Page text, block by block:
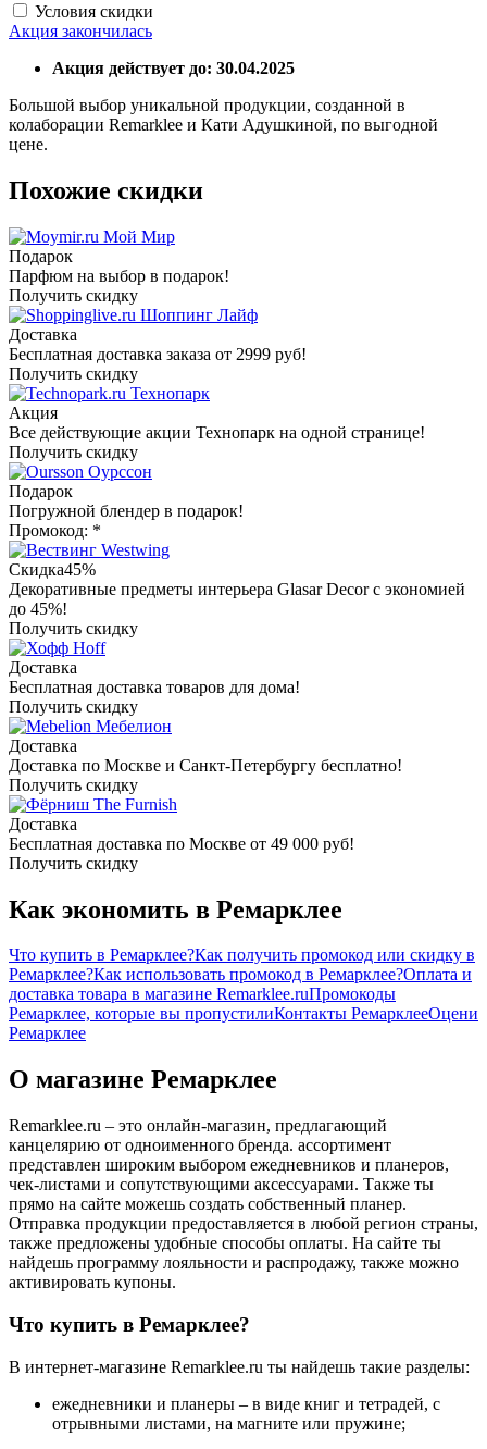
Условия скидки
Акция закончилась
Акция действует до: 30.04.2025
Большой выбор уникальной продукции, созданной в
колаборации Remarklee и Кати Адушкиной, по выгодной
цене.
Похожие скидки
Мой Мир
Подарок
Парфюм на выбор в подарок!
Получить скидку
Шоппинг Лайф
Доставка
Бесплатная доставка заказа от 2999 руб!
Получить скидку
Технопарк
Акция
Все действующие акции Технопарк на одной странице!
Получить скидку
Оурссон
Подарок
Погружной блендер в подарок!
Промокод: *
Westwing
Скидка45%
Декоративные предметы интерьера Glasar Decor с экономией
до 45%!
Получить скидку
Hoff
Доставка
Бесплатная доставка товаров для дома!
Получить скидку
Мебелион
Доставка
Доставка по Москве и Санкт-Петербургу бесплатно!
Получить скидку
The Furnish
Доставка
Бесплатная доставка по Москве от 49 000 руб!
Получить скидку
Как экономить в Ремарклее
Что купить в Ремарклее?Как получить промокод или скидку в
Ремарклее?Как использовать промокод в Ремарклее?Оплата и
доставка товара в магазине Remarklee.ruПромокоды
Ремарклее, которые вы пропустилиКонтакты РемарклееОцени
Ремарклее
О магазине Ремарклее
Remarklee.ru – это онлайн-магазин, предлагающий
канцелярию от одноименного бренда. ассортимент
представлен широким выбором ежедневников и планеров,
чек-листами и сопутствующими аксессуарами. Также ты
прямо на сайте можешь создать собственный планер.
Отправка продукции предоставляется в любой регион страны,
также предложены удобные способы оплаты. На сайте ты
найдешь программу лояльности и распродажу, также можно
активировать купоны.
Что купить в Ремарклее?
В интернет-магазине Remarklee.ru ты найдешь такие разделы:
ежедневники и планеры – в виде книг и тетрадей, с
отрывными листами, на магните или пружине;